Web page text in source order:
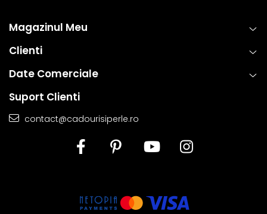
Magazinul Meu
Clienti
Date Comerciale
Suport Clienti
contact@cadourisiperle.ro